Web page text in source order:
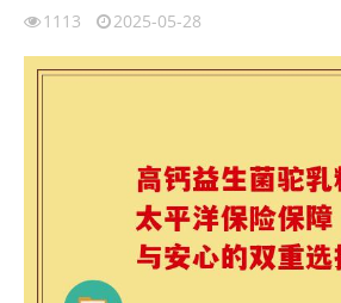
1113 2025-05-28